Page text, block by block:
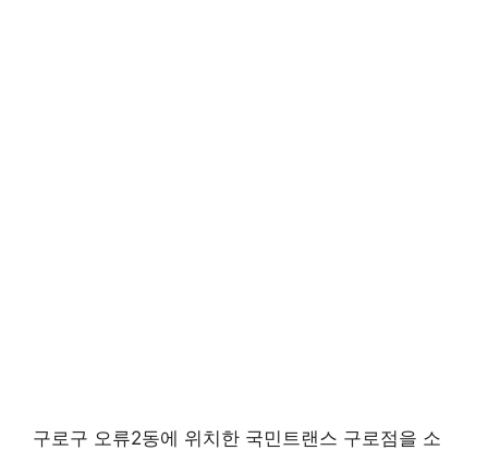
구로구 오류2동에 위치한 국민트랜스 구로점을 소